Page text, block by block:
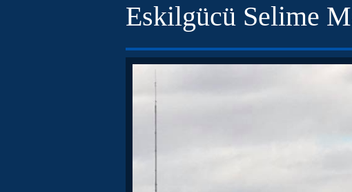
Eskilgücü Selime